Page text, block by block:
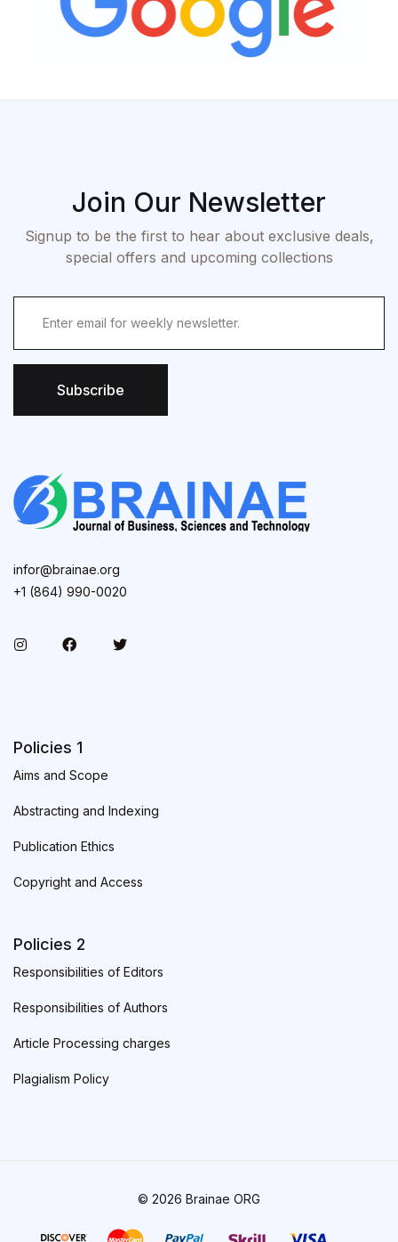
Join Our Newsletter
Signup to be the first to hear about exclusive deals,
special offers and upcoming collections
Subscribe
infor@brainae.org
+1 (864) 990-0020
Policies 1
Aims and Scope
Abstracting and Indexing
Publication Ethics
Copyright and Access
Policies 2
Responsibilities of Editors
Responsibilities of Authors
Article Processing charges
Plagialism Policy
© 2026 Brainae ORG